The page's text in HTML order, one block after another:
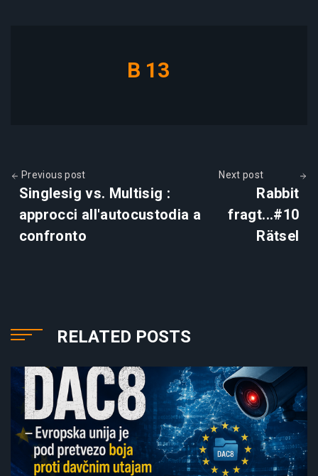
B 13
Previous post
Singlesig vs. Multisig :
approcci all'autocustodia a
confronto
Next post
Rabbit
fragt...#10
Rätsel
RELATED POSTS